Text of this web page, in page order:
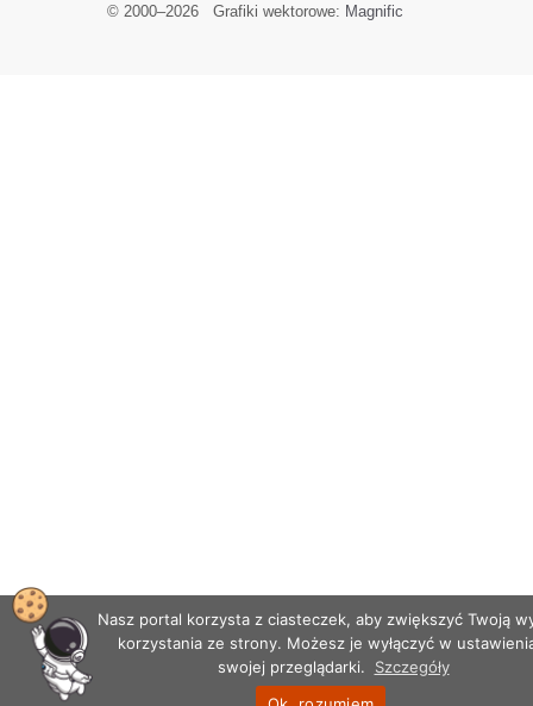
© 2000–2026Grafiki wektorowe: Magnific
Nasz portal korzysta z ciasteczek, aby zwiększyć Twoją
korzystania ze strony. Możesz je wyłączyć w
swojej przeglądarki.
Szczegóły